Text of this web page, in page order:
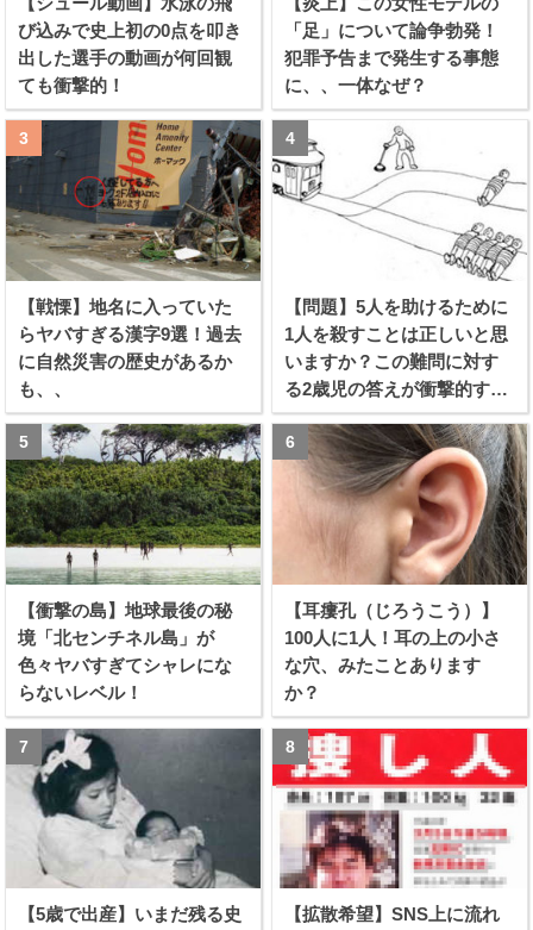
び込みで史上初の0点を叩き
出した選手の動画が何回観
ても衝撃的！
「足」について論争勃発！
犯罪予告まで発生する事態
に、、一体なぜ？
【戦慄】地名に入っていた
らヤバすぎる漢字9選！過去
に自然災害の歴史があるか
も、、
【問題】5人を助けるために
1人を殺すことは正しいと思
いますか？この難問に対す
る2歳児の答えが衝撃的すぎ
る！！
【衝撃の島】地球最後の秘
境「北センチネル島」が
色々ヤバすぎてシャレにな
らないレベル！
【耳瘻孔（じろうこう）】
100人に1人！耳の上の小さ
な穴、みたことあります
か？
【5歳で出産】いまだ残る史
【拡散希望】SNS上に流れ